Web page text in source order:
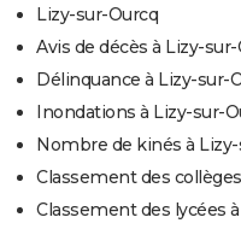
Lizy-sur-Ourcq
Avis de décès à Lizy-
Délinquance à Lizy-sur-
Inondations à Lizy-sur-
Nombre de kinés à
Classement des
Classement des lycées